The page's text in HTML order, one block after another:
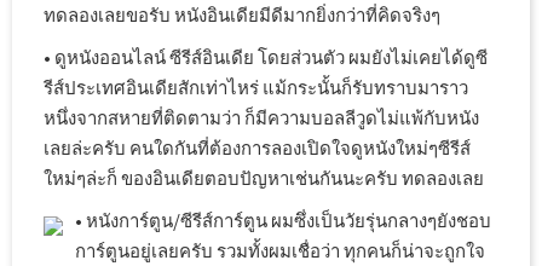
ทดลองเลยขอรับ หนังอินเดียมีดีมากยิ่งกว่าที่คิดจริงๆ
• ดูหนังออนไลน์ ซีรีส์อินเดีย โดยส่วนตัว ผมยังไม่เคยได้ดูซี
รีส์ประเทศอินเดียสักเท่าไหร่ แม้กระนั้นก็รับทราบมาราว
หนึ่งจากสหายที่ติดตามว่า ก็มีความบอลลีวูดไม่แพ้กับหนัง
เลยล่ะครับ คนใดกันที่ต้องการลองเปิดใจดูหนังใหม่ๆซีรีส์
ใหม่ๆล่ะก็ ของอินเดียตอบปัญหาเช่นกันนะครับ ทดลองเลย
• หนังการ์ตูน/ซีรีส์การ์ตูน ผมซึ่งเป็นวัยรุ่นกลางๆยังชอบ
การ์ตูนอยู่เลยครับ รวมทั้งผมเชื่อว่า ทุกคนก็น่าจะถูกใจ